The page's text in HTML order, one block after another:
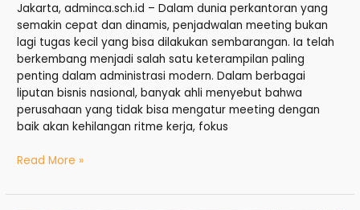
Jakarta, adminca.sch.id – Dalam dunia perkantoran yang
semakin cepat dan dinamis, penjadwalan meeting bukan
lagi tugas kecil yang bisa dilakukan sembarangan. Ia telah
berkembang menjadi salah satu keterampilan paling
penting dalam administrasi modern. Dalam berbagai
liputan bisnis nasional, banyak ahli menyebut bahwa
perusahaan yang tidak bisa mengatur meeting dengan
baik akan kehilangan ritme kerja, fokus
Read More »